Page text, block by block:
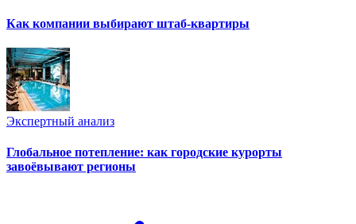
Как компании выбирают штаб-квартиры
Экспертный анализ
Глобальное потепление: как городские курорты
завоёвывают регионы